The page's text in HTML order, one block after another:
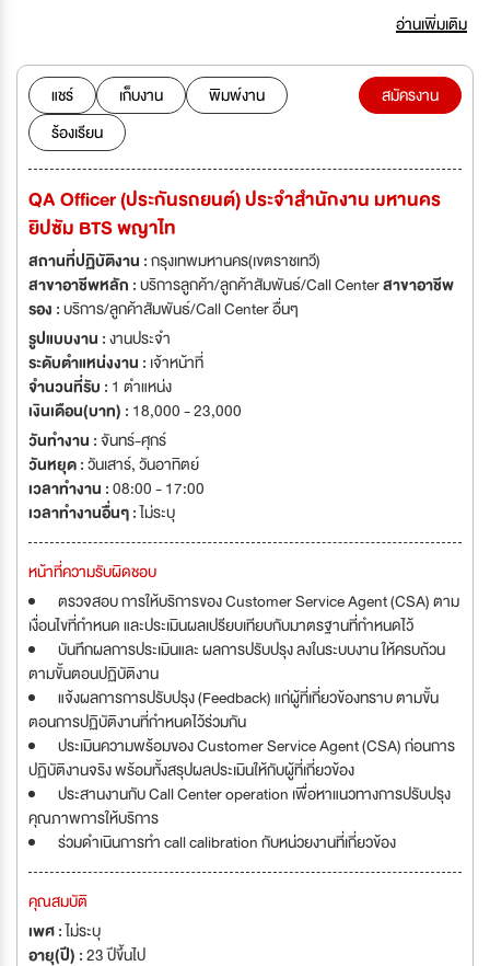
ปรับเปลี่ยนแผนการทำงานให้สอดคล้องตามมาตรฐานนี้ และจะมีการตรวจ
ติดตามเป็นระยะเพื่อให้มาตรฐานการดำเนินงานภายในองค์กรเป็นไปตามเกณฑ์
ที่ตั้งไว้ โดยเน้นพิจารณาให้เป็นบริบทองค์กรอีกด้วย จากความสำเร็จในครั้งนี้
ทรู ทัช มุ่งมั่นที่จะพัฒนากระบวนการทำงานด้าน Contact Center ให้มี
ประสิทธิภาพตามมาตรฐานระดับสากลอย่างต่อเนื่อง และส่งมอบบริการและ
ประสบการณ์ที่ดีให้แก่ลูกค้าของเราต่อไป
อ่านเพิ่มเติม
แชร์ เก็บงาน
พิมพ์งาน
ร้องเรียน
สมัครงาน
QA Officer (ประกันรถยนต์) ประจำสำนักงาน มหานคร
ยิปซัม BTS พญาไท
สถานที่ปฏิบัติงาน :กรุงเทพมหานคร(เขตราชเทวี)
สาขาอาชีพหลัก :บริการลูกค้า/ลูกค้าสัมพันธ์/Call Centerสาขาอาชีพ
รอง :บริการ/ลูกค้าสัมพันธ์/Call Center อื่นๆ
รูปแบบงาน :งานประจำ
ระดับตำแหน่งงาน : เจ้าหน้าที่
จำนวนที่รับ : 1 ตำแหน่ง
เงินเดือน(บาท) : 18,000 - 23,000
วันทำงาน :จันทร์-ศุกร์
วันหยุด :วันเสาร์,วันอาทิตย์
เวลาทำงาน :08:00 - 17:00
เวลาทำงานอื่นๆ :ไม่ระบุ
หน้าที่ความรับผิดชอบ
ตรวจสอบ การให้บริการของ Customer Service Agent (CSA) ตาม
เงื่อนไขที่กำหนด และประเมินผลเปรียบเทียบกับมาตรฐานที่กำหนดไว้
บันทึกผลการประเมินและ ผลการปรับปรุง ลงในระบบงาน ให้ครบถ้วน
ตามขั้นตอนปฏิบัติงาน
แจ้งผลการการปรับปรุง (Feedback) แก่ผู้ที่เกี่ยวข้องทราบ ตามขั้น
ตอนการปฏิบัติงานที่กำหนดไว้ร่วมกัน
ประเมินความพร้อมของ Customer Service Agent (CSA) ก่อนการ
ปฏิบัติงานจริง พร้อมทั้งสรุปผลประเมินให้กับผู้ที่เกี่ยวข้อง
ประสานงานกับ Call Center operation เพื่อหาแนวทางการปรับปรุง
คุณภาพการให้บริการ
ร่วมดำเนินการทำ call calibration กับหน่วยงานที่เกี่ยวข้อง
คุณสมบัติ
เพศ :ไม่ระบุ
อายุ(ปี) :23 ปีขึ้นไป